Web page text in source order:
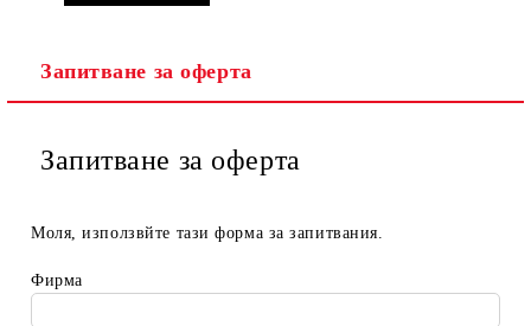
Запитване за оферта
Запитване за оферта
Моля, използвйте тази форма за запитвания.
Фирма